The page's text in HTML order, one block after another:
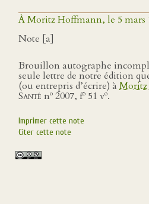
À Moritz Hoffmann, le 5 mars
Note [a]
Brouillon autographe
seule lettre de notre édition
(ou entrepris d’écrire) à
Santé no 2007, fo 51 vo.
Imprimer cette note
Citer cette note